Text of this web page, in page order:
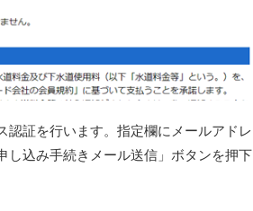
認証を行います。指定欄にメールアドレ
し込み手続きメール送信」ボタンを押下